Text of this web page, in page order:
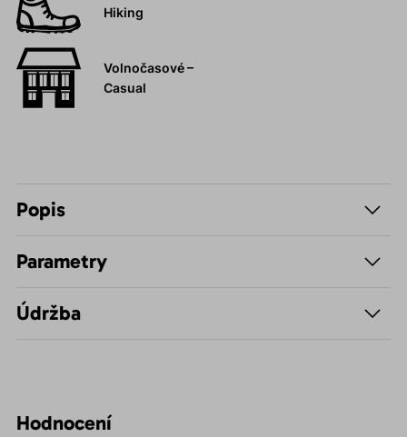
Hiking
Volnočasové –
Casual
Popis
Parametry
Údržba
Hodnocení